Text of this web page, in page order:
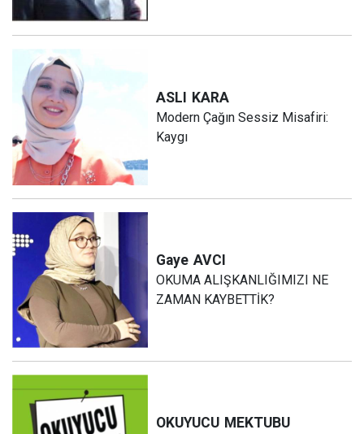
ASLI KARA
Modern Çağın Sessiz Misafiri:
Kaygı
Gaye AVCI
OKUMA ALIŞKANLIĞIMIZI NE
ZAMAN KAYBETTİK?
OKUYUCU MEKTUBU